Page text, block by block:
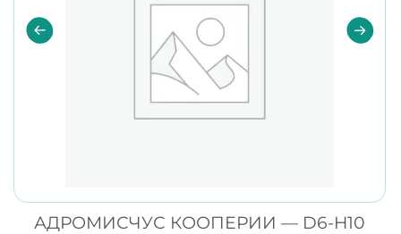
АДРОМИСЧУС КООПЕРИИ — D6-H10